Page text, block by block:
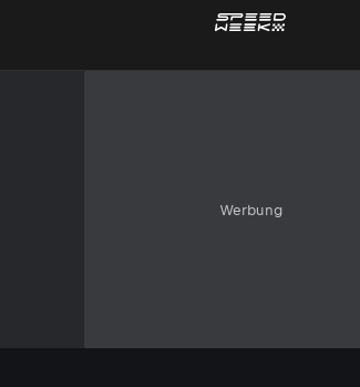
Werbung